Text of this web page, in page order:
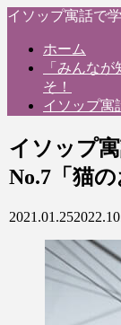
イソップ寓話で
ホーム
「みんな
そ！
イソップ寓
イソップ寓
No.7「猫の
2021.01.25